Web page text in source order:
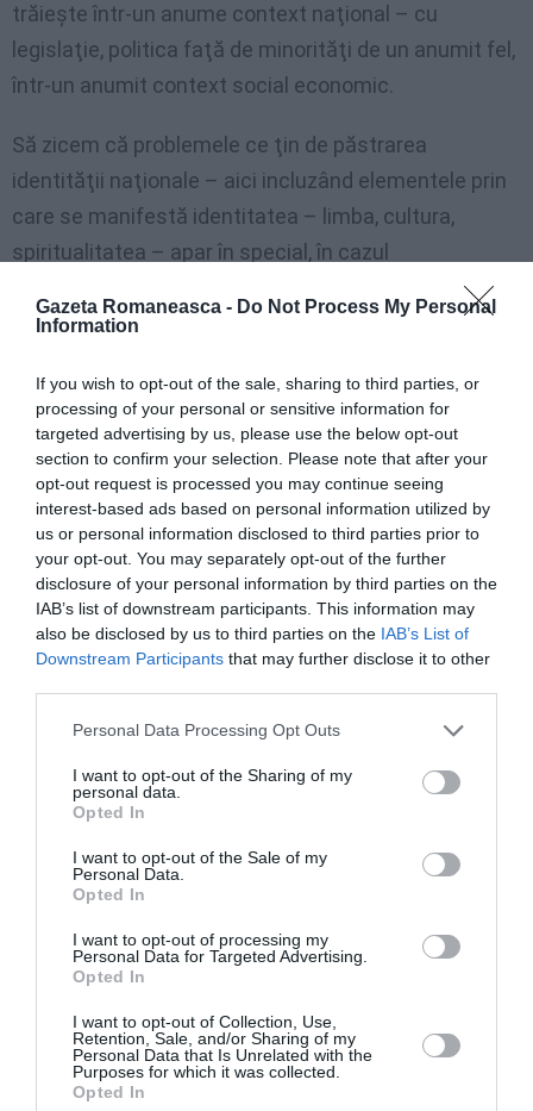
Gazeta Romaneasca - Do Not Process My Personal
Information
If you wish to opt-out of the sale, sharing to third parties, or
processing of your personal or sensitive information for
targeted advertising by us, please use the below opt-out
section to confirm your selection. Please note that after your
opt-out request is processed you may continue seeing
interest-based ads based on personal information utilized by
us or personal information disclosed to third parties prior to
your opt-out. You may separately opt-out of the further
disclosure of your personal information by third parties on the
IAB’s list of downstream participants. This information may
also be disclosed by us to third parties on the IAB’s List of
Downstream Participants that may further disclose it to other
Personal Data Processing Opt Outs
I want to opt-out of the Sharing of my
personal data.
Opted In
I want to opt-out of the Sale of my
Personal Data.
Opted In
I want to opt-out of processing my
Personal Data for Targeted Advertising.
Opted In
I want to opt-out of Collection, Use,
Retention, Sale, and/or Sharing of my
Personal Data that Is Unrelated with the
Purposes for which it was collected.
Opted In
trăieşte într-un anume context naţional – cu
legislaţie, politica faţă de minorităţi de un anumit fel,
într-un anumit context social economic.
Să zicem că problemele ce ţin de păstrarea
identităţii naţionale – aici incluzând elementele prin
care se manifestă identitatea – limba, cultura,
spiritualitatea – apar în special, în cazul
comunităţilor istorice, dar şi în comunităţi mai vechi
constituite prin emigraţie, unde apar generaţii noi
aspecte sunt prioritare.
În alte cazuri, în special, în context european, dar nu
numai, vorbim de probleme ce ţin de liberă circulaţie,
de integrare socială şi economică. Noi le tratăm pe
fiecare în mod egal – incluzându-le în planurile
noastre de acţiune – planuri elaborate în baza
strategiei naţionale pentru românii de pretutindeni.
Mesajul lui Victor Ponta către diaspora: „Cu cât
veţi fi mai divizaţi, cu atât mai dificil va fi să vă
apăraţi drepturile”
românească o
care să acţioneze
pentru promovarea
României şi a naţiunii
române – vorbeaţi la